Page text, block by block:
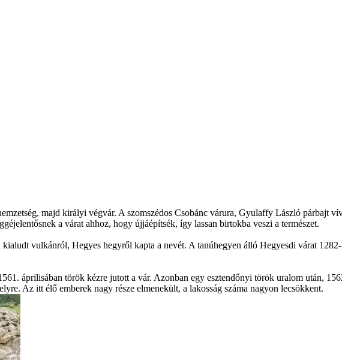
majd királyi végvár. A szomszédos Csobánc várura, Gyulaffy László párbajt
a várat ahhoz, hogy újjáépítsék, így lassan birtokba veszi a természet.
vulkánról, Hegyes hegyről kapta a nevét. A tanúhegyen álló Hegyesdi várat
áprilisában török kézre jutott a vár. Azonban egy esztendőnyi török uralom után,
Az itt élő emberek nagy része elmenekült, a lakosság száma nagyon lecsökkent.